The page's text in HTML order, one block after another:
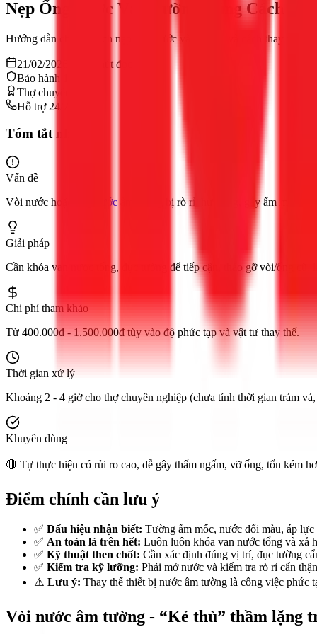
Nẹp Ống Nước Vào Tường Đúng Cách
Hướng dẫn chi tiết cách nẹp ống nước vào tường và cách thay vòi
21/02/2026
phút đọc
Bảo hành 12 tháng
Thợ chuyên nghiệp
Hỗ trợ 24/7
Tóm tắt nhanh
Vấn đề
Vòi nước hoặc
ống nước âm tường bị rò rỉ, hư hỏng, gây ẩm mốc
Giải pháp
Cần khóa van nước tổng, đục tường để tiếp cận, tháo gỡ vòi/ống
Chi phí tham khảo
Từ 400.000đ - 1.500.000đ tùy vào độ phức tạp và vật tư thay thế.
Thời gian xử lý
Khoảng 2 - 4 giờ cho thợ chuyên nghiệp (chưa tính thời gian trám
Khuyên dùng
🔴 Tự thực hiện có rủi ro cao, dễ gây thấm ngấm, vỡ ống, tốn kém
Điểm chính cần lưu ý
✅ Dấu hiệu nhận biết: Tường ẩm mốc, nước đổi màu, áp
✅ An toàn là trên hết: Luôn luôn khóa van nước tổng và xả
✅ Kỹ thuật then chốt: Cần xác định đúng vị trí, đục tường
✅ Kiểm tra kỹ lưỡng: Phải mở nước và kiểm tra rò rỉ cẩn
⚠️ Lưu ý: Thay thế thiết bị nước âm tường là công việc phức
Vòi nước âm tường - “Kẻ thù” thầm lặng